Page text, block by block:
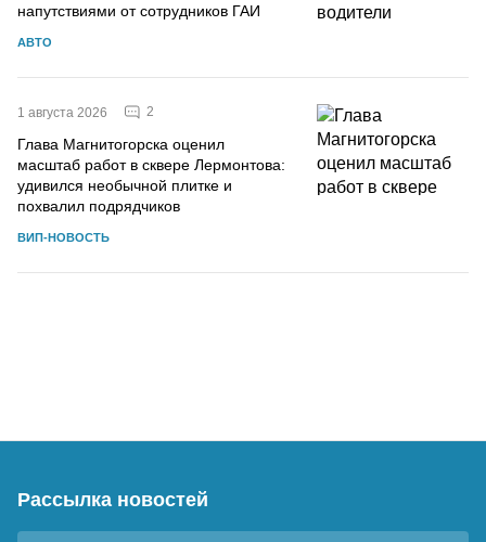
напутствиями от сотрудников ГАИ
АВТО
1 августа 2026 2
Глава Магнитогорска оценил
масштаб работ в сквере Лермонтова:
удивился необычной плитке и
похвалил подрядчиков
ВИП-НОВОСТЬ
Рассылка новостей